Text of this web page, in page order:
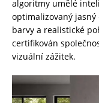
algoritmy umělé
optimalizovaný jasný
barvy a realistické
certifikován
vizuální zážitek.